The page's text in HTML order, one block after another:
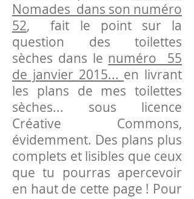
Nomades dans son numéro
52, fait le point sur la
question des toilettes
sèches dans le numéro 55
de janvier 2015... en livrant
les plans de mes toilettes
sèches... sous licence
Créative Commons,
évidemment. Des plans plus
complets et lisibles que ceux
que tu pourras apercevoir
en haut de cette page ! Pour